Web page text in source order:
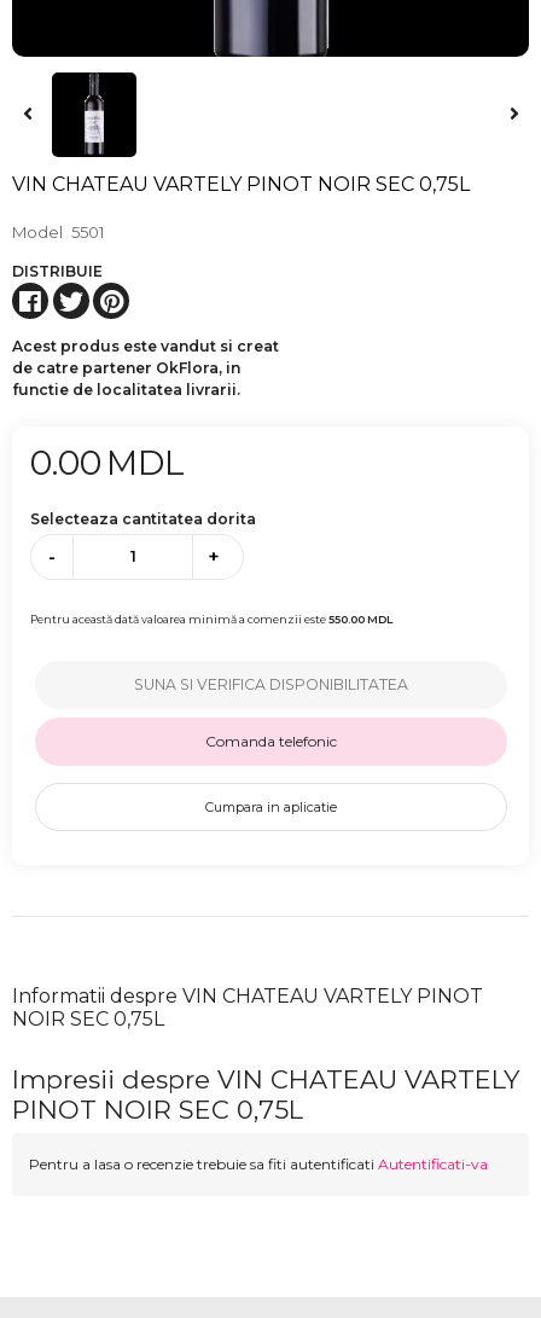
VIN CHATEAU VARTELY PINOT NOIR SEC 0,75L
Model 5501
DISTRIBUIE
Acest produs este vandut si creat
de catre partener OkFlora, in
functie de localitatea livrarii.
0.00 MDL
Selecteaza cantitatea dorita
- +
Pentru această dată valoarea minimă a comenzii este550.00MDL
SUNA SI VERIFICA DISPONIBILITATEA
Comanda telefonic
Cumpara in aplicatie
Informatii despre VIN CHATEAU VARTELY PINOT
NOIR SEC 0,75L
Impresii despre VIN CHATEAU VARTELY
PINOT NOIR SEC 0,75L
Pentru a lasa o recenzie trebuie sa fiti autentificati Autentificati-va